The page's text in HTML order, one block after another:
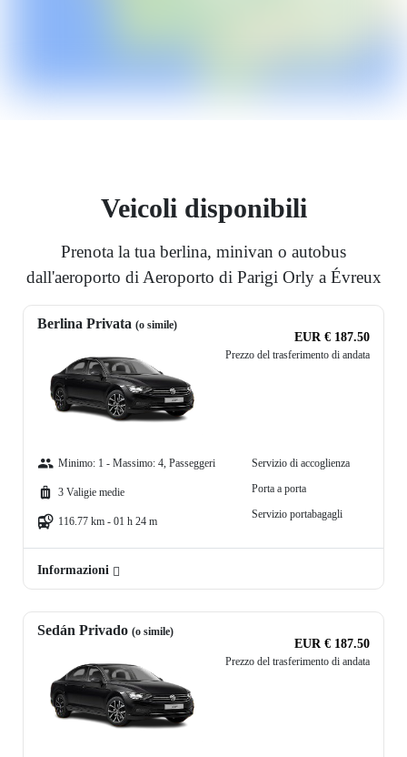
Veicoli disponibili
Prenota la tua berlina, minivan o autobus
dall'aeroporto di Aeroporto di Parigi Orly a Évreux
Berlina Privata (o simile)
EUR € 187.50
Prezzo del trasferimento di andata
Minimo: 1 - Massimo: 4, Passeggeri
3 Valigie medie
116.77 km - 01 h 24 m
Servizio di accoglienza
Porta a porta
Servizio portabagagli
Informazioni
Sedán Privado (o simile)
EUR € 187.50
Prezzo del trasferimento di andata